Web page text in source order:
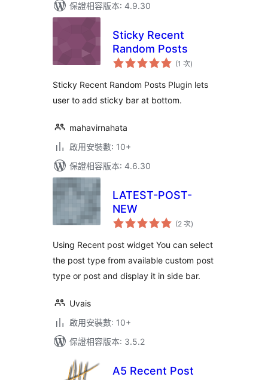
保證相容版本: 4.9.30
Sticky Recent
Random Posts
(1 次評
分
數
)
Sticky Recent Random Posts Plugin lets
user to add sticky bar at bottom.
mahavirnahata
啟用安裝數: 10+
保證相容版本: 4.6.30
LATEST-POST-
NEW
(2 次評
分
數
)
Using Recent post widget You can select
the post type from available custom post
type or post and display it in side bar.
Uvais
啟用安裝數: 10+
保證相容版本: 3.5.2
A5 Recent Post